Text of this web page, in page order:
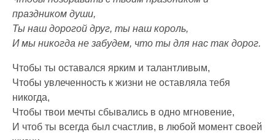
праздником души,
Ты наш дорогой друг, ты наш король,
И мы никогда не забудем, что ты для нас так дорог.
Чтобы ты оставался ярким и талантливым,
Чтобы увлеченность к жизни не оставляла тебя
никогда,
Чтобы твои мечты сбывались в одно мгновение,
И чтоб ты всегда был счастлив, в любой момент своей